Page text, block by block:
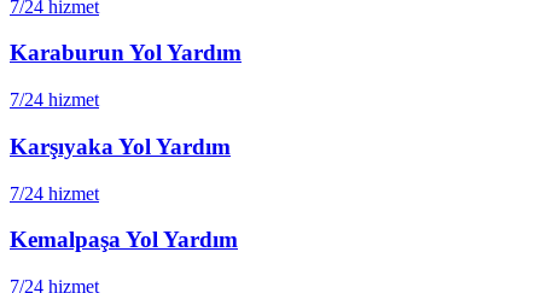
7/24 hizmet
KaraburunYol Yardım
7/24 hizmet
Karşıyaka Yol Yardım
7/24 hizmet
KemalpaşaYol Yardım
7/24 hizmet